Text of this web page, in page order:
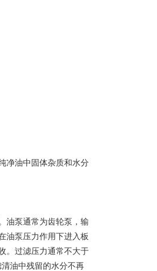
净油中固体杂质和水分
油泵通常为齿轮泵，输
油泵压力作用下进入板
。过滤压力通常不大于
油中残留的水分不再